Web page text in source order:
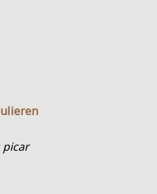
picar